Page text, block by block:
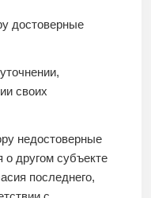
достоверные
своих
недостоверные
о другом субъекте
последнего,